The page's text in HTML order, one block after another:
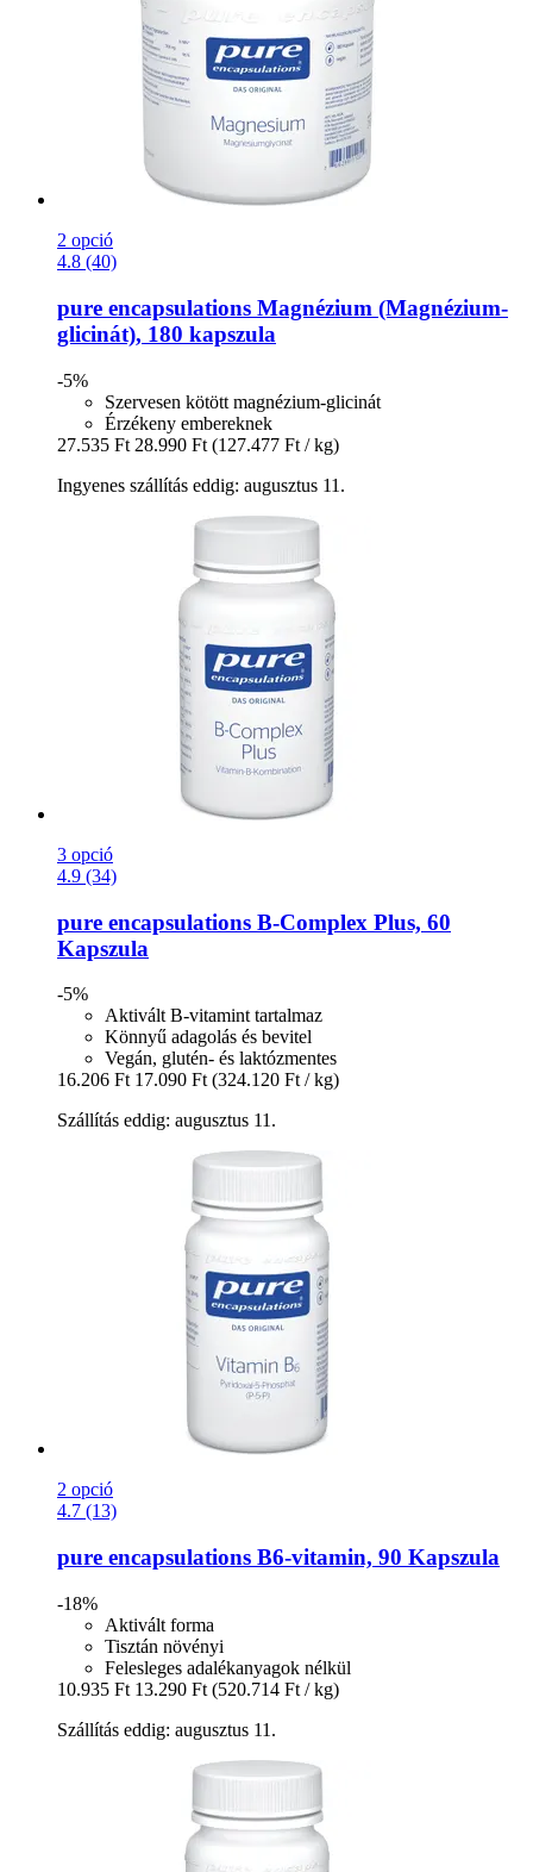
2 opció
4.8 (40)
pure encapsulations Magnézium (Magnézium-​
glicinát), 180 kapszula
-5%
Szervesen kötött magnézium-glicinát
Érzékeny embereknek
27.535 Ft 28.990 Ft (127.477 Ft / kg)
Ingyenes szállítás eddig: augusztus 11.
3 opció
4.9 (34)
pure encapsulations B-​Complex Plus, 60
Kapszula
-5%
Aktivált B-vitamint tartalmaz
Könnyű adagolás és bevitel
Vegán, glutén- és laktózmentes
16.206 Ft 17.090 Ft (324.120 Ft / kg)
Szállítás eddig: augusztus 11.
2 opció
4.7 (13)
pure encapsulations B6-​vitamin, 90 Kapszula
-18%
Aktivált forma
Tisztán növényi
Felesleges adalékanyagok nélkül
10.935 Ft 13.290 Ft (520.714 Ft / kg)
Szállítás eddig: augusztus 11.